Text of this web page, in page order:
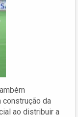
da
ao distribuir a